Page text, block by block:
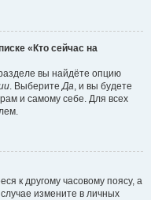
«Кто сейчас на
вы найдёте опцию
. ВыберитеДа, и вы будете
и самому себе. Для всех
к другому часовому поясу, а
измените в личных